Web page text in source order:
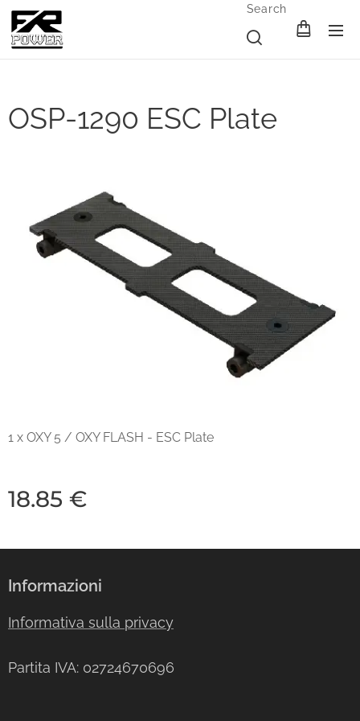
Search
OSP-1290 ESC Plate
1 x OXY 5 / OXY FLASH - ESC Plate
18.85 €
Informazioni
Informativa sulla privacy
Partita IVA: 02724670696